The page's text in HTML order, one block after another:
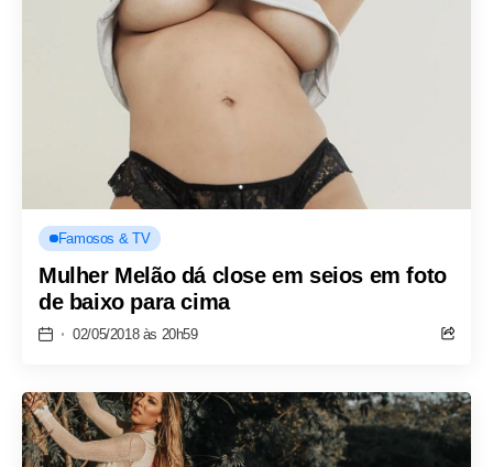
Famosos & TV
Mulher Melão dá close em seios em foto
de baixo para cima
02/05/2018 às 20h59